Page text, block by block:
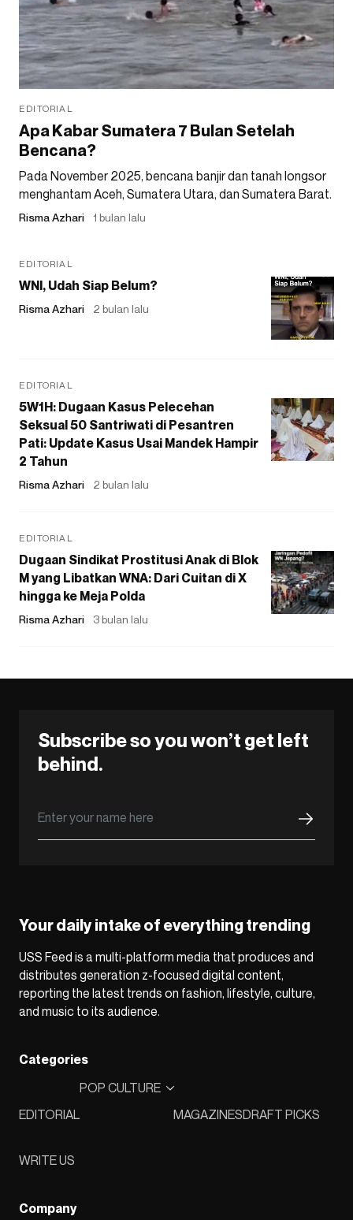
EDITORIAL
Apa Kabar Sumatera 7 Bulan Setelah
Bencana?
Pada November 2025, bencana banjir dan tanah longsor
menghantam Aceh, Sumatera Utara, dan Sumatera Barat.
Risma Azhari 1 bulan lalu
EDITORIAL
WNI, Udah Siap Belum?
Risma Azhari 2 bulan lalu
EDITORIAL
5W1H: Dugaan Kasus Pelecehan
Seksual 50 Santriwati di Pesantren
Pati: Update Kasus Usai Mandek Hampir
2 Tahun
Risma Azhari 2 bulan lalu
EDITORIAL
Dugaan Sindikat Prostitusi Anak di Blok
M yang Libatkan WNA: Dari Cuitan di X
hingga ke Meja Polda
Risma Azhari 3 bulan lalu
Subscribe so you won’t get left
behind.
Your daily intake of everything trending
USS Feed is a multi-platform media that produces and
distributes generation z-focused digital content,
reporting the latest trends on fashion, lifestyle, culture,
and music to its audience.
Categories
EDITORIAL
POP CULTURE
MAGAZINESDRAFT PICKS
WRITE US
Company